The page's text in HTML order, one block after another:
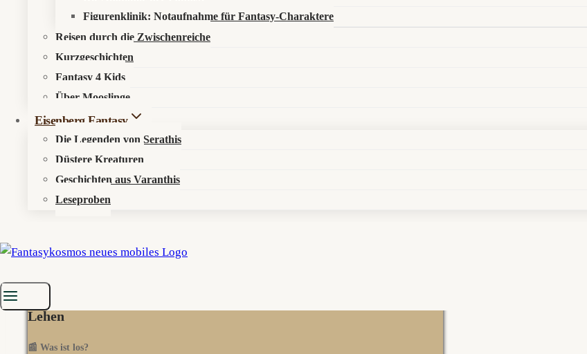
Figurenklinik: Notaufnahme für Fantasy-Charaktere
Reisen durch die Zwischenreiche
Kurzgeschichten
Fantasy 4 Kids
Über Mooslinge
Eisenberg Fantasy
Die Legenden von Serathis
Düstere Kreaturen
Geschichten aus Varanthis
Leseproben
Startseite»Aktuelles
Lehen
📰 Was ist los?